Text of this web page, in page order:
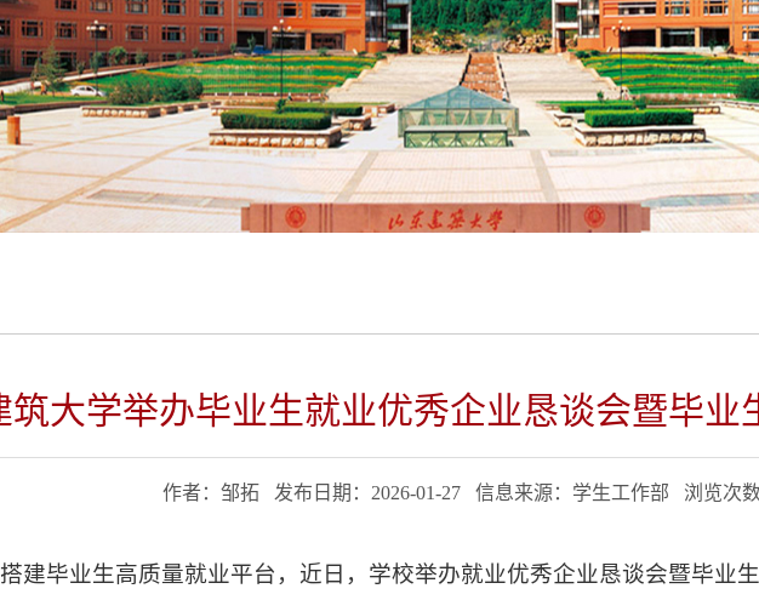
筑大学举办毕业生就业优秀企业恳谈会暨毕业
作者：邹拓 发布日期：2026-01-27 信息来源：学生工作部 浏览次数
建毕业生高质量就业平台，近日，学校举办就业优秀企业恳谈会暨毕业